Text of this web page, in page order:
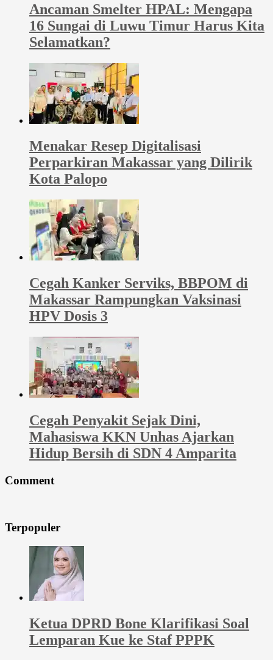
Ancaman Smelter HPAL: Mengapa
16 Sungai di Luwu Timur Harus Kita
Selamatkan?
Menakar Resep Digitalisasi
Perparkiran Makassar yang Dilirik
Kota Palopo
Cegah Kanker Serviks, BBPOM di
Makassar Rampungkan Vaksinasi
HPV Dosis 3
Cegah Penyakit Sejak Dini,
Mahasiswa KKN Unhas Ajarkan
Hidup Bersih di SDN 4 Amparita
Comment
Terpopuler
Ketua DPRD Bone Klarifikasi Soal
Lemparan Kue ke Staf PPPK